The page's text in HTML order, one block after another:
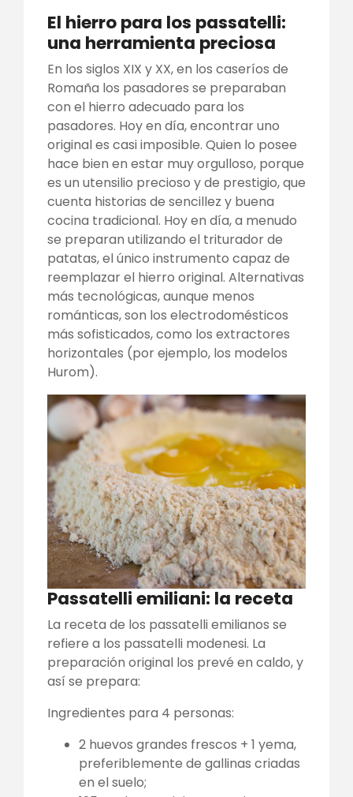
El hierro para los passatelli:
una herramienta preciosa
En los siglos XIX y XX, en los caseríos de
Romaña los pasadores se preparaban
con el hierro adecuado para los
pasadores. Hoy en día, encontrar uno
original es casi imposible. Quien lo posee
hace bien en estar muy orgulloso, porque
es un utensilio precioso y de prestigio, que
cuenta historias de sencillez y buena
cocina tradicional. Hoy en día, a menudo
se preparan utilizando el triturador de
patatas, el único instrumento capaz de
reemplazar el hierro original. Alternativas
más tecnológicas, aunque menos
románticas, son los electrodomésticos
más sofisticados, como los extractores
horizontales (por ejemplo, los modelos
Hurom).
Passatelli emiliani: la receta
La receta de los passatelli emilianos se
refiere a los passatelli modenesi. La
preparación original los prevé en caldo, y
así se prepara:
Ingredientes para 4 personas:
2 huevos grandes frescos + 1 yema,
preferiblemente de gallinas criadas
en el suelo;